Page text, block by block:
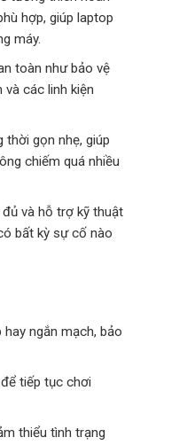
hợp, giúp laptop
máy.
toàn như bảo vệ
các linh kiện
gọn nhẹ, giúp
chiếm quá nhiều
và hỗ trợ kỹ thuật
bất kỳ sự cố nào
ngắn mạch, bảo
tiếp tục chơi
thiểu tình trạng